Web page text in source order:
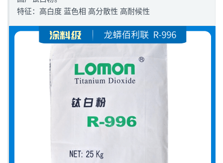
特征：高白度 蓝色相 高分散性 高耐候性